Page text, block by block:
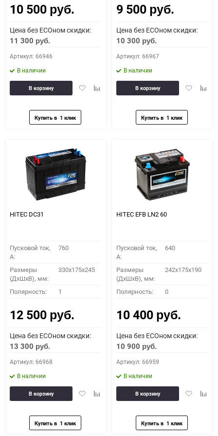
10 500 руб.
Цена без ECOном скидки:
11 300 руб.
Артикул: 66946
В наличии
ДобавитьДобавить
В корзину
9 500 руб.
Цена без ECOном скидки:
10 300 руб.
Артикул: 66967
В наличии
Добавить
В корзину
HITEC DС31
Пусковой ток,
A:
760
Размеры
(ДхШхВ), мм:
330x175x245
Полярность: 1
12 500 руб.
Цена без ECOном скидки:
13 300 руб.
Артикул: 66968
В наличии
ДобавитьДобавить
В корзину
HITEC EFB LN2 60
Пусковой ток,
A:
640
Размеры
(ДхШхВ), мм:
242x175x190
Полярность: 0
10 400 руб.
Цена без ECOном скидки:
10 900 руб.
Артикул: 66959
В наличии
Добавить
В корзину